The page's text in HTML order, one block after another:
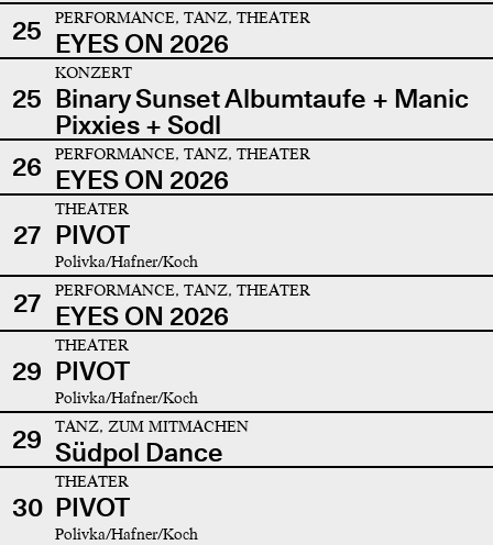
25 PERFORMANCE, TANZ, THEATER
EYES ON 2026
25
KONZERT
Binary Sunset Albumtaufe + Manic
Pixxies + Sodl
26
PERFORMANCE, TANZ, THEATER
EYES ON 2026
27
THEATER
PIVOT
Polivka/Hafner/Koch
27 PERFORMANCE, TANZ, THEATER
EYES ON 2026
29
THEATER
PIVOT
Polivka/Hafner/Koch
29 TANZ, ZUM MITMACHEN
Südpol Dance
30
THEATER
PIVOT
Polivka/Hafner/Koch